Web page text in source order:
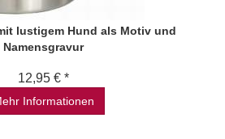
lustigem Hund als Motiv und
Namensgravur
12,95 € *
Informationen